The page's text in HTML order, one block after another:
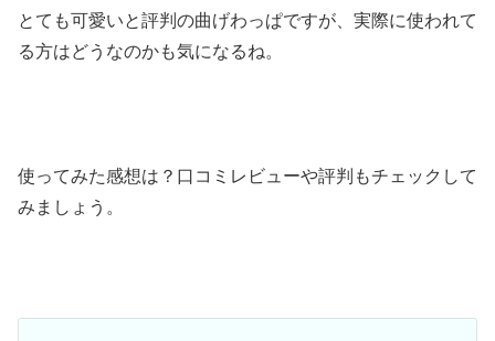
とても可愛いと評判の曲げわっぱですが、実際に使われて
る方はどうなのかも気になるね。
使ってみた感想は？口コミレビューや評判もチェックして
みましょう。